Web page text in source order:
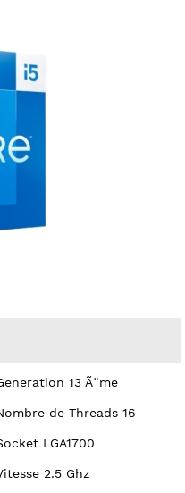
13 Ã¨me
de Threads 16
LGA1700
2.5 Ghz